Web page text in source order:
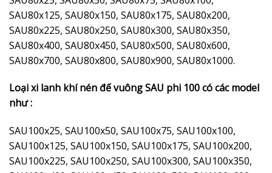
SAU80x125, SAU80x150, SAU80x175, SAU80x200,
SAU80x225, SAU80x250, SAU80x300, SAU80x350,
SAU80x400, SAU80x450, SAU80x500, SAU80x600,
SAU80x700, SAU80x800, SAU80x900, SAU80x1000.
Loại xi lanh khí nén đế vuông SAU phi 100 có các model
như :
SAU100x25, SAU100x50, SAU100x75, SAU100x100,
SAU100x125, SAU100x150, SAU100x175, SAU100x200,
SAU100x225, SAU100x250, SAU100x300, SAU100x350,